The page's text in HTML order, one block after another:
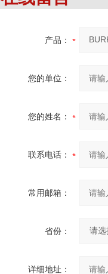
产品：
您的单位：
您的姓名：
联系电话：
常用邮箱：
省份：
详细地址：